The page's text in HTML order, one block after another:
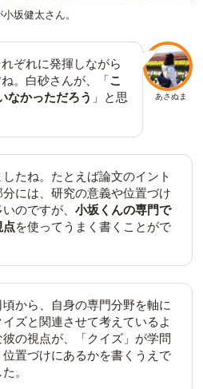
坂健太さん。
あさぬま
ぞれに発揮しながら
。白砂さんが、「こ
なかっただろう 」と思
たね。たとえば論文のイント
分には、研究の意義や位置づけ
いのですが、小坂くんの専門で
点を使ってうまく書くことがで
から、自身の専門分野を軸に
ズと関連させて考えているよ
の視点が、「クイズ」が学問
置づけにあるかを書くうえで
。